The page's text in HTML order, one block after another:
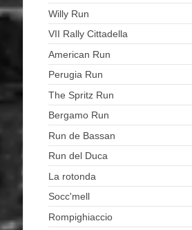
Willy Run
VII Rally Cittadella
American Run
Perugia Run
The Spritz Run
Bergamo Run
Run de Bassan
Run del Duca
La rotonda
Socc'mell
Rompighiaccio